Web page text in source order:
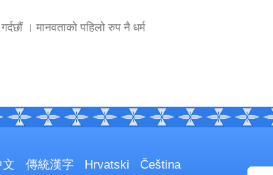
। मानवताको पहिलो रुप नै धर्म
文 傳統漢字 Hrvatski
Čeština